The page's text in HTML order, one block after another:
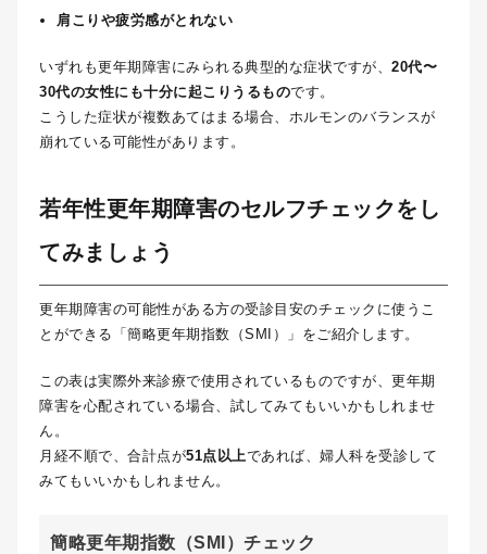
肩こりや疲労感がとれない
いずれも更年期障害にみられる典型的な症状ですが、 20代〜
30代の女性にも十分に起こりうるものです。
こうした症状が複数あてはまる場合、ホルモンのバランスが
崩れている可能性があります。
若年性更年期障害のセルフチェックをし
てみましょう
更年期障害の可能性がある方の受診目安のチェックに使うこ
とができる「簡略更年期指数（SMI）」をご紹介します。
この表は実際外来診療で使用されているものですが、更年期
障害を心配されている場合、試してみてもいいかもしれませ
ん。
月経不順で、合計点が51点以上であれば、婦人科を受診して
みてもいいかもしれません。
簡略更年期指数（SMI）チェック